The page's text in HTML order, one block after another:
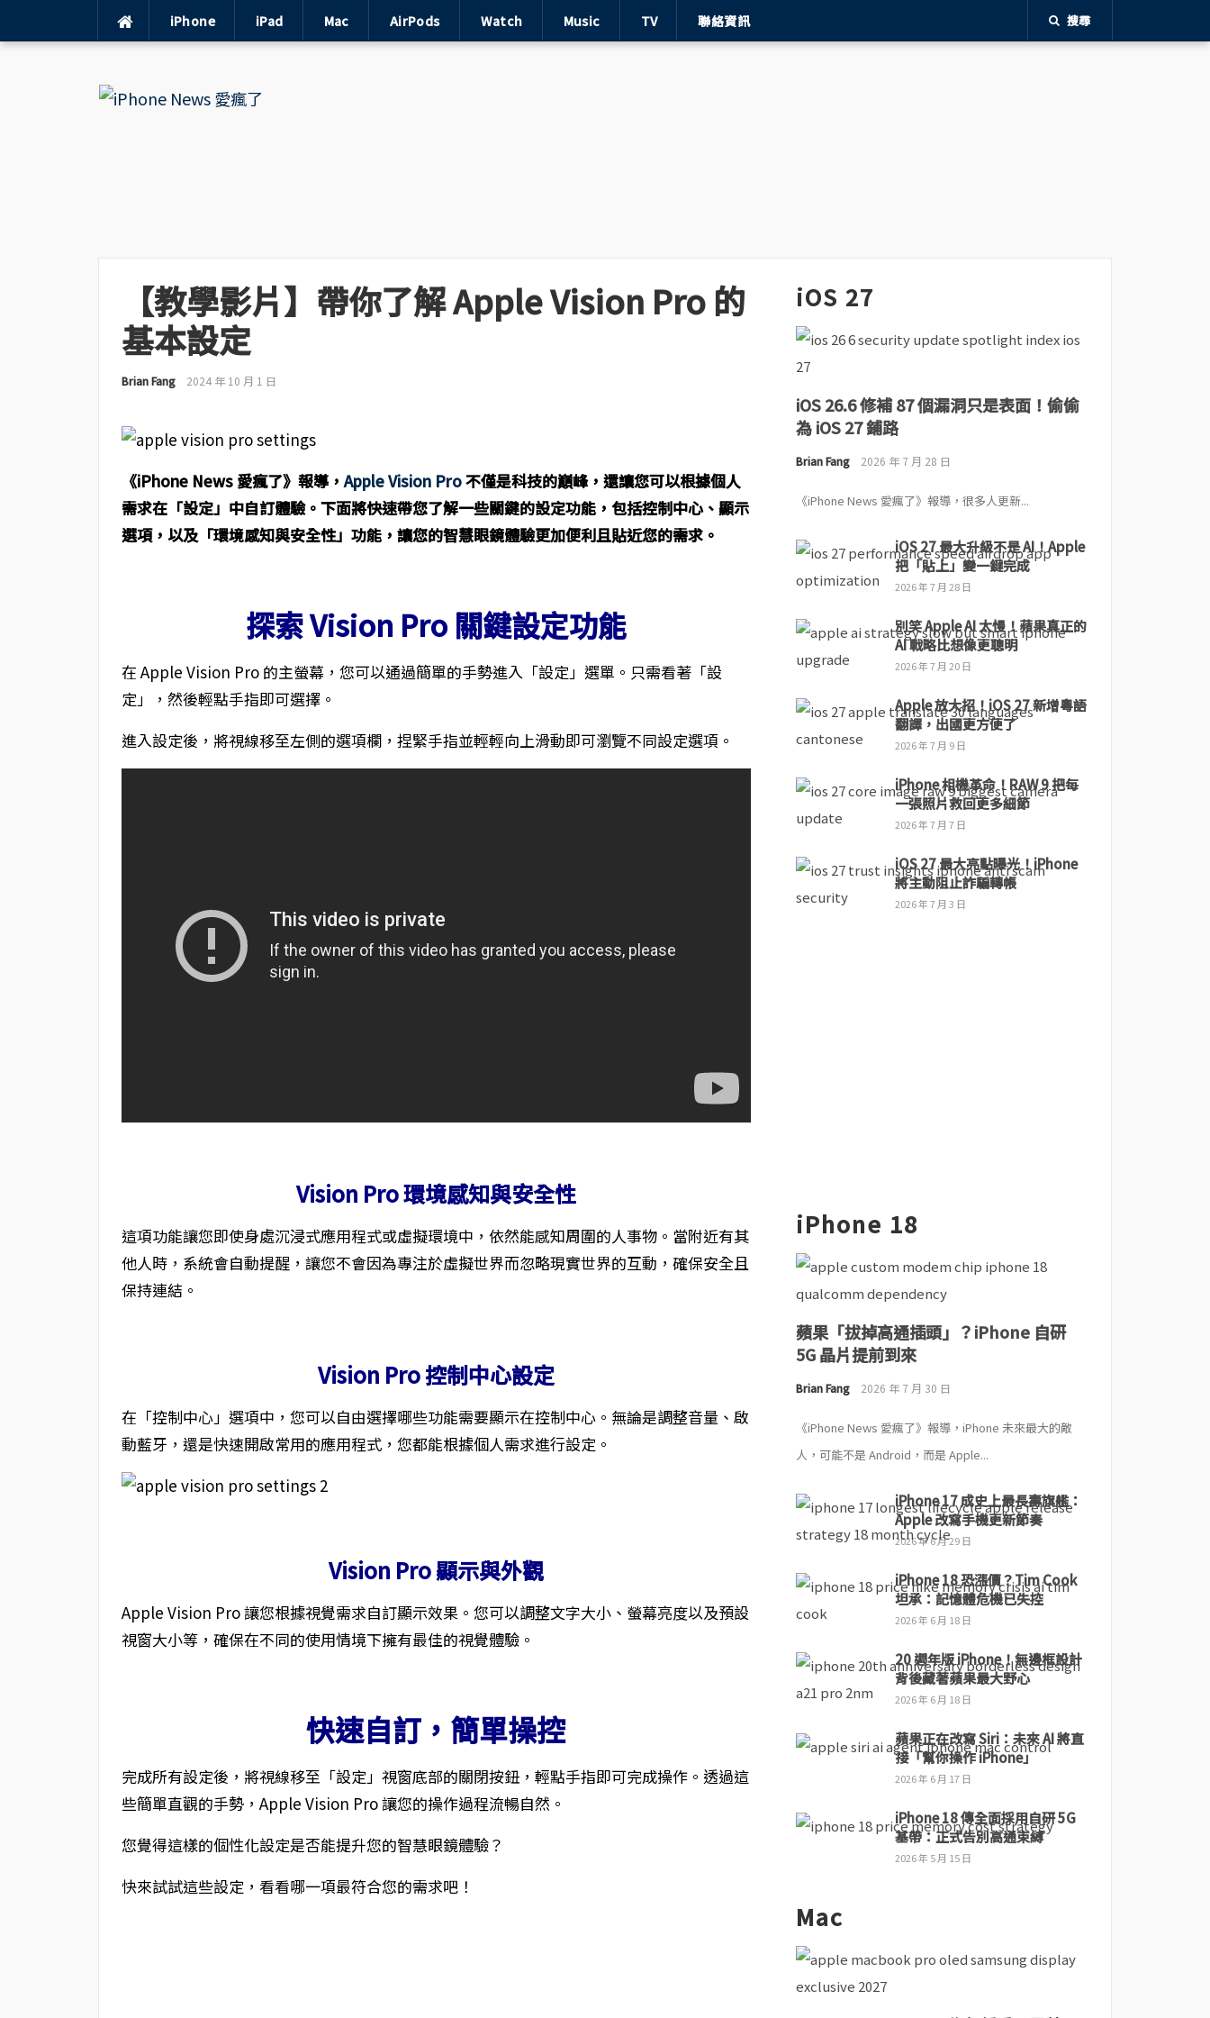
iPhone iPad Mac AirPods Watch Music TV 聯絡資訊 搜尋
【教學影片】帶你了解 Apple Vision Pro 的
基本設定
Brian Fang 2024 年 10 月 1 日
《iPhone News 愛瘋了》報導，Apple Vision Pro不僅是科技的巔峰，還讓您可以根據個人
需求在「設定」中自訂體驗。下面將快速帶您了解一些關鍵的設定功能，包括控制中心、顯示
選項，以及「環境感知與安全性」功能，讓您的智慧眼鏡體驗更加便利且貼近您的需求。
探索 Vision Pro 關鍵設定功能
在 Apple Vision Pro 的主螢幕，您可以通過簡單的手勢進入「設定」選單。只需看著「設
定」，然後輕點手指即可選擇。
進入設定後，將視線移至左側的選項欄，捏緊手指並輕輕向上滑動即可瀏覽不同設定選項。
Vision Pro 環境感知與安全性
這項功能讓您即使身處沉浸式應用程式或虛擬環境中，依然能感知周圍的人事物。當附近有其
他人時，系統會自動提醒，讓您不會因為專注於虛擬世界而忽略現實世界的互動，確保安全且
保持連結。
Vision Pro 控制中心設定
在「控制中心」選項中，您可以自由選擇哪些功能需要顯示在控制中心。無論是調整音量、啟
動藍牙，還是快速開啟常用的應用程式，您都能根據個人需求進行設定。
Vision Pro 顯示與外觀
Apple Vision Pro 讓您根據視覺需求自訂顯示效果。您可以調整文字大小、螢幕亮度以及預設
視窗大小等，確保在不同的使用情境下擁有最佳的視覺體驗。
快速自訂，簡單操控
完成所有設定後，將視線移至「設定」視窗底部的關閉按鈕，輕點手指即可完成操作。透過這
些簡單直觀的手勢，Apple Vision Pro 讓您的操作過程流暢自然。
您覺得這樣的個性化設定是否能提升您的智慧眼鏡體驗？
快來試試這些設定，看看哪一項最符合您的需求吧！
iOS 27
iOS 26.6 修補 87 個漏洞只是表面！偷偷
為 iOS 27 鋪路
Brian Fang 2026 年 7 月 28 日
《iPhone News 愛瘋了》報導，很多人更新...
iOS 27 最大升級不是 AI！Apple
把「貼上」變一鍵完成
2026 年 7 月 28 日
別笑 Apple AI 太慢！蘋果真正的
AI 戰略比想像更聰明
2026 年 7 月 20 日
Apple 放大招！iOS 27 新增粵語
翻譯，出國更方便了
2026 年 7 月 9 日
iPhone 相機革命！RAW 9 把每
一張照片救回更多細節
2026 年 7 月 7 日
iOS 27 最大亮點曝光！iPhone
將主動阻止詐騙轉帳
2026 年 7 月 3 日
iPhone 18
蘋果「拔掉高通插頭」？iPhone 自研
5G 晶片提前到來
Brian Fang 2026 年 7 月 30 日
《iPhone News 愛瘋了》報導，iPhone 未來最大的敵
人，可能不是 Android，而是 Apple...
iPhone 17 成史上最長壽旗艦：
Apple 改寫手機更新節奏
2026 年 6 月 29 日
iPhone 18 恐漲價？Tim Cook
坦承：記憶體危機已失控
2026 年 6 月 18 日
20 週年版 iPhone！無邊框設計
背後藏著蘋果最大野心
2026 年 6 月 18 日
蘋果正在改寫 Siri：未來 AI 將直
接「幫你操作 iPhone」
2026 年 6 月 17 日
iPhone 18 傳全面採用自研 5G
基帶：正式告別高通束縛
2026 年 5 月 15 日
Mac